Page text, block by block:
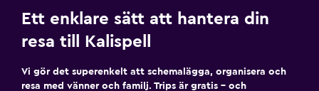
Ett enklare sätt att hantera din
resa till Kalispell
Vi gör det superenkelt att schemalägga, organisera och
resa med vänner och familj. Trips är gratis – och